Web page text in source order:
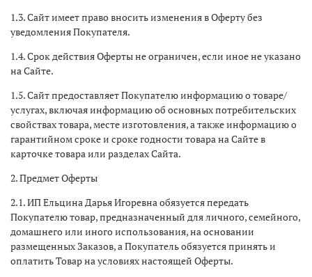
1.3. Сайт имеет право вносить изменения в Оферту без
уведомления Покупателя.
1.4. Срок действия Оферты не ограничен, если иное не указано
на Сайте.
1.5. Сайт предоставляет Покупателю информацию о товаре/
услугах, включая информацию об основных потребительских
свойствах товара, месте изготовления, а также информацию о
гарантийном сроке и сроке годности товара на Сайте в
карточке товара или разделах Сайта.
2. Предмет Оферты
2.1. ИП Ельцина Дарья Игоревна обязуется передать
Покупателю товар, предназначенный для личного, семейного,
домашнего или иного использования, на основании
размещенных Заказов, а Покупатель обязуется принять и
оплатить Товар на условиях настоящей Оферты.